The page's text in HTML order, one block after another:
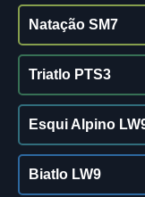
Natação SM7
Triatlo PTS3
Esqui Alpino
Biatlo LW9